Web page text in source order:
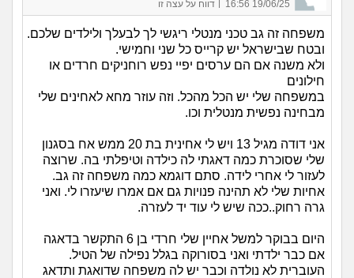
19/06/25 16:56 דווח על עצה זו
משפחה זה גב טכני מנטלי ריגשי לך לבעלך ולילדים שלכם.
ובטח שבישראל יש קרייס כל שני וחמישי.
ולא משנה אם הם ערסים יפיי נפש רוחניקים חרדים או
חילונים
במשפחה שלי יש הכל מהכל. וזה עוזר מחא לאחינים שלי
מבחינה נפשית מנטלית וכו.
אני דודה מגיל 13 ויש לי אחינית בת 20 ממש אח בסגנון
שלי שסוכרת כמה דאגתי לה כילדה וטיפלתי בה. שרוצה
לעזור לי אחרי לידה. סתם דוגמא כמה משפחה זה גב.
אחיות שלי לא תהינה פנויות גם אם אמרו שיעזרו לי. ואני
גרה רחוק..ככה שיש לי עוד יד לעזרה.
היום בבוקר למשל אחיין שלי חרדי בן 6 התקשר בדאגה
אם כבר ילדתי ואני בסורוקה בגלל נפילה של הטיל.
העוברית לא נולדה וכבר יש לה משפחה שדואגת ותדאג